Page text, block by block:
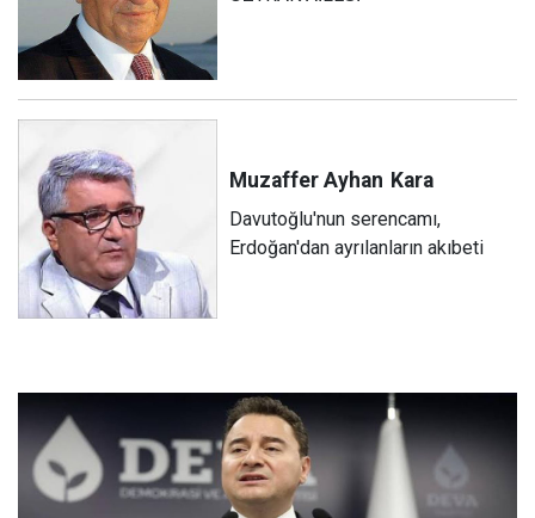
Muzaffer Ayhan Kara
Davutoğlu'nun serencamı,
Erdoğan'dan ayrılanların akıbeti